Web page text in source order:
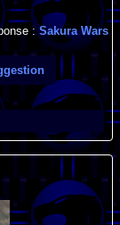
: Sakura Wars